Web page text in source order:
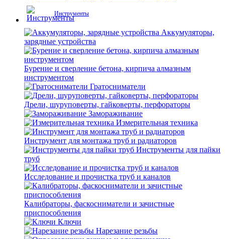
Инструменты
Аккумуляторы,
зарядные устройства
Бурение и сверление бетона, кирпича алмазным
инструментом
Гратосниматели
Дрели, шуруповерты, гайковерты, перфораторы
Замораживание
Измерительная техника
Инструмент для монтажа труб и радиаторов
Инструменты для пайки
труб
Исследование и прочистка труб и каналов
Калибраторы, фаскосниматели и зачистные
приспособления
Ключи
Нарезание резьбы